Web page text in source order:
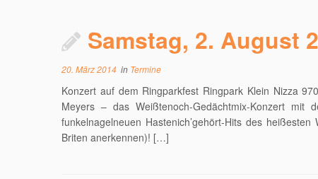
Samstag, 2. August
20. März 2014 in Termine
Konzert auf dem Ringparkfest Ringpark Klein Nizza
Meyers – das Weißtenoch-Gedächtmix-Konzert
funkelnagelneuen Hastenich’gehört-Hits des
Briten anerkennen)! […]